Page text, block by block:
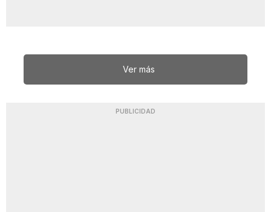
Ver más
PUBLICIDAD